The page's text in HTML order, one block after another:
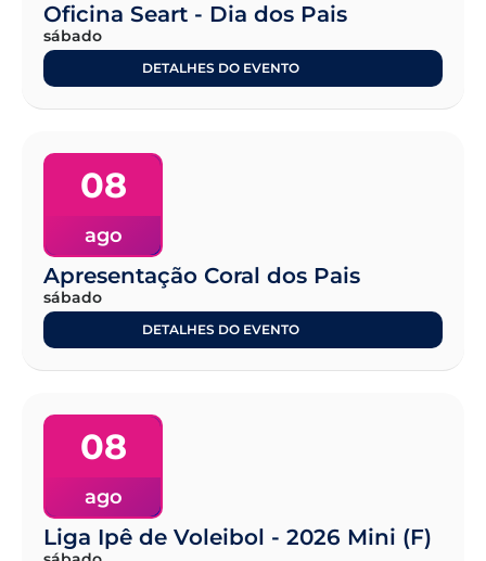
Oficina Seart - Dia dos Pais
sábado
DETALHES DO EVENTO
08
ago
Apresentação Coral dos Pais
sábado
DETALHES DO EVENTO
08
ago
Liga Ipê de Voleibol - 2026 Mini (F)